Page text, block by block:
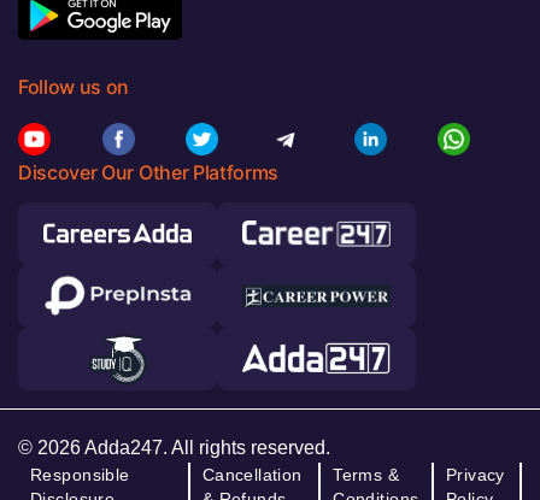
Follow us on
Discover Our Other Platforms
© 2026 Adda247. All rights reserved.
Responsible
Cancellation
Terms &
Privacy